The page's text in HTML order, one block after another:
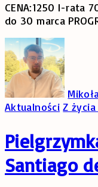
CENA:1250 I-rata
do 30 marca
Aktualności Z
Santiago